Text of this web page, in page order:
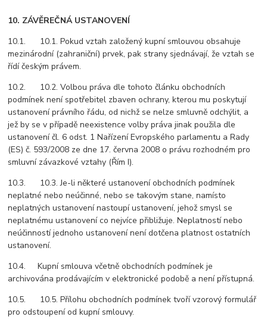
10. ZÁVĚREČNÁ USTANOVENÍ
10.1. 10.1. Pokud vztah založený kupní smlouvou obsahuje
mezinárodní (zahraniční) prvek, pak strany sjednávají, že vztah se
řídí českým právem.
10.2. 10.2. Volbou práva dle tohoto článku obchodních
podmínek není spotřebitel zbaven ochrany, kterou mu poskytují
ustanovení právního řádu, od nichž se nelze smluvně odchýlit, a
jež by se v případě neexistence volby práva jinak použila dle
ustanovení čl. 6 odst. 1 Nařízení Evropského parlamentu a Rady
(ES) č. 593/2008 ze dne 17. června 2008 o právu rozhodném pro
smluvní závazkové vztahy (Řím I).
10.3. 10.3. Je-li některé ustanovení obchodních podmínek
neplatné nebo neúčinné, nebo se takovým stane, namísto
neplatných ustanovení nastoupí ustanovení, jehož smysl se
neplatnému ustanovení co nejvíce přibližuje. Neplatností nebo
neúčinností jednoho ustanovení není dotčena platnost ostatních
ustanovení.
10.4. Kupní smlouva včetně obchodních podmínek je
archivována prodávajícím v elektronické podobě a není přístupná.
10.5. 10.5. Přílohu obchodních podmínek tvoří vzorový formulář
pro odstoupení od kupní smlouvy.